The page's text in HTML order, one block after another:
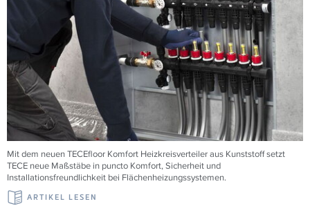
Mit dem neuenTECEfloor Komfort Heizkreisverteiler aus Kunststoff setzt
TECE neue Maßstäbe in puncto Komfort, Sicherheit und
Installationsfreundlichkeit bei Flächenheizungssystemen.
ARTIKEL LESEN